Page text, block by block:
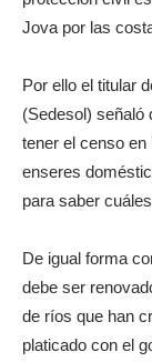
Jova por las
Por ello el titular
(Sedesol) señaló
tener el censo
enseres
para saber
De igual forma
debe ser
de ríos que han
platicado con el